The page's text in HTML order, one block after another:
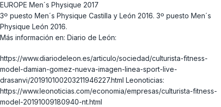
EUROPE Men´s Physique 2017
3º puesto Men´s Physique Castilla y León 2016. 3º puesto Men´s
Physique León 2016.
Más información en: Diario de León:
https://www.diariodeleon.es/articulo/sociedad/culturista-fitness-
model-damian-gomez-nueva-imagen-linea-sport-live-
drasanvi/201910100203211946227.html Leonoticias:
https://www.leonoticias.com/economia/empresas/culturista-fitness-
model-20191009180940-nt.html